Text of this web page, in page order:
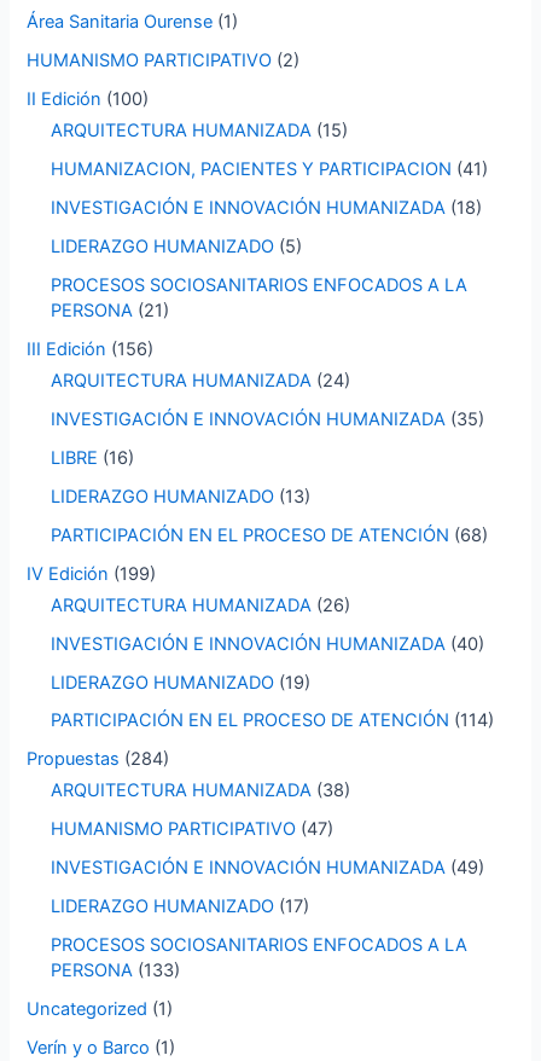
o
r
:
Área Sanitaria Ourense (1)
HUMANISMO PARTICIPATIVO (2)
II Edición (100)
ARQUITECTURA HUMANIZADA (15)
HUMANIZACION, PACIENTES Y PARTICIPACION (41)
INVESTIGACIÓN E INNOVACIÓN HUMANIZADA (18)
LIDERAZGO HUMANIZADO (5)
PROCESOS SOCIOSANITARIOS ENFOCADOS A LA
PERSONA (21)
III Edición (156)
ARQUITECTURA HUMANIZADA (24)
INVESTIGACIÓN E INNOVACIÓN HUMANIZADA (35)
LIBRE (16)
LIDERAZGO HUMANIZADO (13)
PARTICIPACIÓN EN EL PROCESO DE ATENCIÓN (68)
IV Edición (199)
ARQUITECTURA HUMANIZADA (26)
INVESTIGACIÓN E INNOVACIÓN HUMANIZADA (40)
LIDERAZGO HUMANIZADO (19)
PARTICIPACIÓN EN EL PROCESO DE ATENCIÓN (114)
Propuestas (284)
ARQUITECTURA HUMANIZADA (38)
HUMANISMO PARTICIPATIVO (47)
INVESTIGACIÓN E INNOVACIÓN HUMANIZADA (49)
LIDERAZGO HUMANIZADO (17)
PROCESOS SOCIOSANITARIOS ENFOCADOS A LA
PERSONA (133)
Uncategorized (1)
Verín y o Barco (1)